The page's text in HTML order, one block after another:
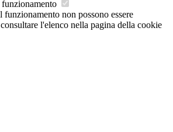
funzionamento non possono essere
l'elenco nella pagina della cookie